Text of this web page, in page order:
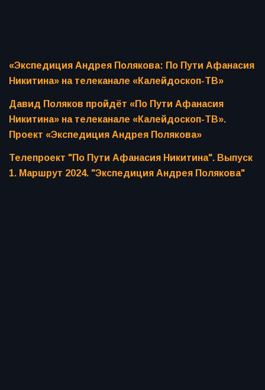
«Экспедиция Андрея Полякова: По Пути Афанасия
Никитина» на телеканале «Калейдоскоп-ТВ»
Давид Поляков пройдёт «По Пути Афанасия
Никитина» на телеканале «Калейдоскоп-ТВ».
Проект «Экспедиция Андрея Полякова»
Телепроект "По Пути Афанасия Никитина". Выпуск
1. Маршрут 2024. "Экспедиция Андрея Полякова"